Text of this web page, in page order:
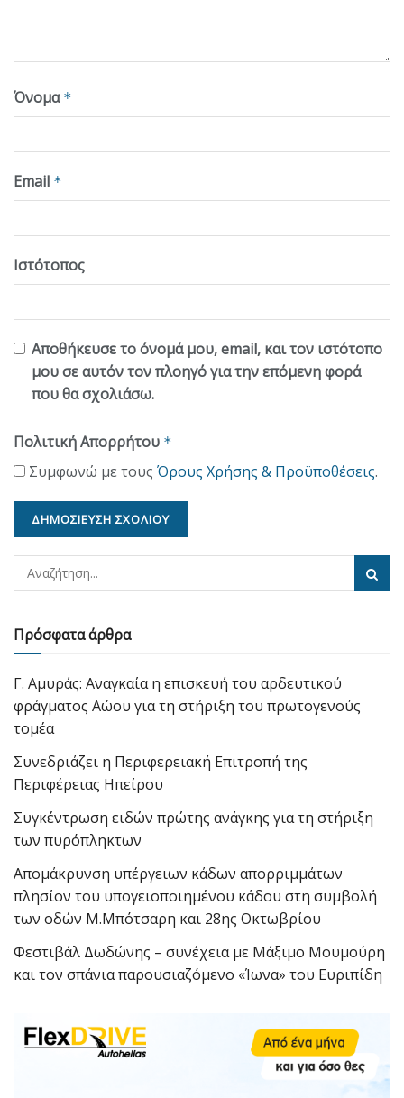
Όνομα *
Email *
Ιστότοπος
Αποθήκευσε το όνομά μου, email, και τον ιστότοπο
μου σε αυτόν τον πλοηγό για την επόμενη φορά
που θα σχολιάσω.
Πολιτική Απορρήτου *
Συμφωνώ με τους Όρους Χρήσης & Προϋποθέσεις.
Πρόσφατα άρθρα
Γ. Αμυράς: Αναγκαία η επισκευή του αρδευτικού
φράγματος Αώου για τη στήριξη του πρωτογενούς
τομέα
Συνεδριάζει η Περιφερειακή Επιτροπή της
Περιφέρειας Ηπείρου
Συγκέντρωση ειδών πρώτης ανάγκης για τη στήριξη
των πυρόπληκτων
Απομάκρυνση υπέργειων κάδων απορριμμάτων
πλησίον του υπογειοποιημένου κάδου στη συμβολή
των οδών Μ.Μπότσαρη και 28ης Οκτωβρίου
Φεστιβάλ Δωδώνης – συνέχεια με Μάξιμο Μουμούρη
και τον σπάνια παρουσιαζόμενο «Ίωνα» του Ευριπίδη